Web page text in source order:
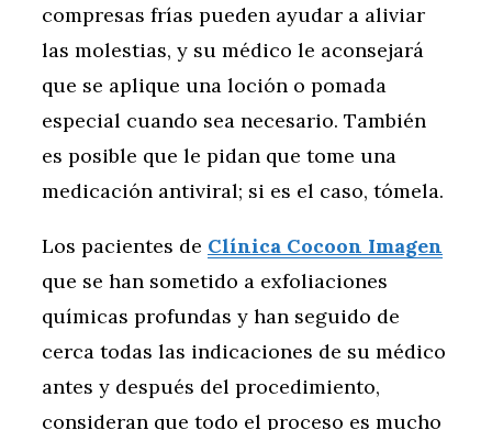
compresas frías pueden ayudar a aliviar
las molestias, y su médico le aconsejará
que se aplique una loción o pomada
especial cuando sea necesario. También
es posible que le pidan que tome una
medicación antiviral; si es el caso, tómela.
Los pacientes de Clínica Cocoon Imagen
que se han sometido a exfoliaciones
químicas profundas y han seguido de
cerca todas las indicaciones de su médico
antes y después del procedimiento,
consideran que todo el proceso es mucho